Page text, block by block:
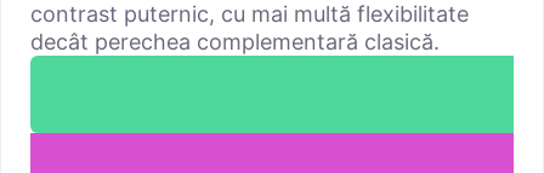
contrast puternic, cu mai multă flexibilitate
decât perechea complementară clasică.